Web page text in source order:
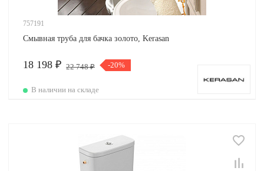
757191
Смывная труба для бачка золото, Kerasan
18 198 ₽ 22 748 ₽ -20%
В наличии на складе